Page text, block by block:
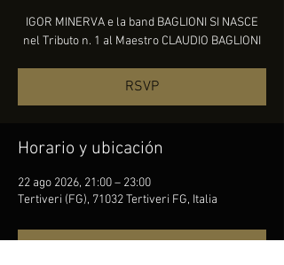
IGOR MINERVA e la band BAGLIONI SI NASCE
nel Tributo n. 1 al Maestro CLAUDIO BAGLIONI
RSVP
Horario y ubicación
22 ago 2026, 21:00 – 23:00
Tertiveri (FG), 71032 Tertiveri FG, Italia